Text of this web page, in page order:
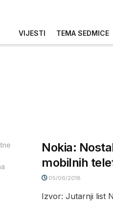
VIJESTI TEMA SEDMICE
Nokia:
mobilnih
05/06/2018
Izvor: Jutarnji list